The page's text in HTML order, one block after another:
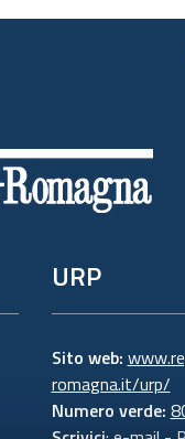
URP
Sito web:
romagna.it/urp/
Numero verde: